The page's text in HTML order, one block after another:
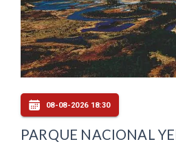
08-08-2026 18:30
PARQUE NACIONAL